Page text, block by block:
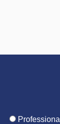
Professional